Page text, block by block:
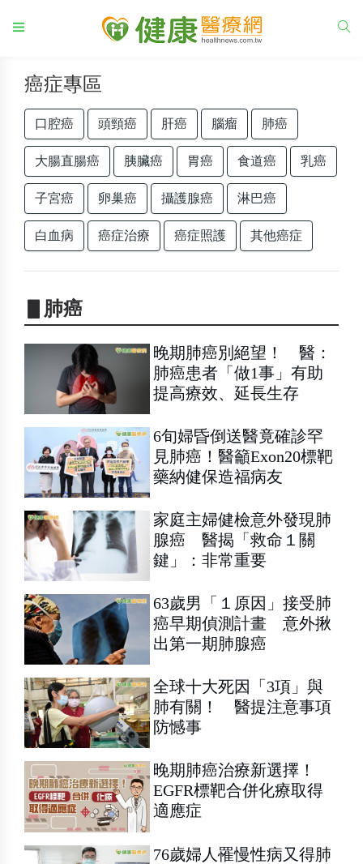
癌症專區
口腔癌 頭頸癌 肝癌 腦瘤 肺癌
大腸直腸癌 胰臟癌 胃癌 食道癌 乳癌
子宮癌 卵巢癌 攝護腺癌 淋巴癌
白血病 癌症治療 癌症照護 其他癌症
▋肺癌
晚期肺癌別絕望！ 醫：
肺癌患者「做1事」有助
提高療效、延長生存
6旬婦昏倒送醫竟確診罕
見肺癌！醫籲Exon20標靶
藥納健保造福病友
家庭主婦健檢意外發現肺
腺癌 醫揭「救命１關
鍵」：非常重要
63歲男「１原因」接受肺
癌早期偵測計畫 意外揪
出第一期肺腺癌
全球十大死因「3項」與
肺有關！ 醫提注意事項
防憾事
晚期肺癌治療新選擇！
EGFR標靶合併化療取得
適應症
76歲婦人罹慢性病又得肺